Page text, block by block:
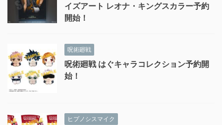
イズアート レオナ・キングスカラー予約
開始！
呪術廻戦
呪術廻戦 はぐキャラコレクション予約開
始！
ヒプノシスマイク